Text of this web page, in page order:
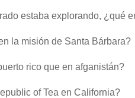
estaba explorando, ¿qué
la misión de Santa Bárbara?
rico que en afganistán?
of Tea en California?